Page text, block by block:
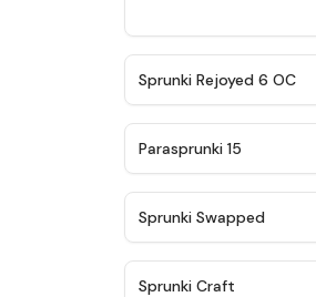
★
Sprunki Rejoyed 6 OC
Parasprunki 15
Sprunki Swapped
Sprunki Craft